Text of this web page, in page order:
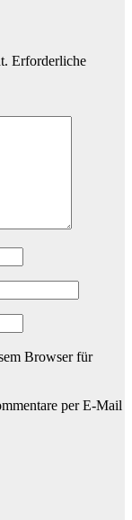
Erforderliche
Browser für
per E-Mail